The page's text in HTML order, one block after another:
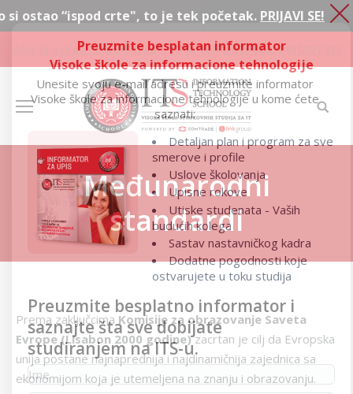
crte", to je tek početak. PRIJAVI SE!
Ako si ostao “ispod crte", to je tek početak.PRIJAVI SE!
Međunarodni
standardi
Prema zaključcima Komisije za obrazovanje Saveta
Evrope (Lisabon 2000 godine)zacrtan je cilj da Evropska
unija postane najnaprednija i najdinamičnija zajednica sa
ekonomijom koja je utemeljena na znanju i obrazovanju.
Preuzmite besplatan informator
Visoke škole za informacione tehnologije
Unesite svoju e-mail adresu i preuzmite informator
Visoke škole za informacione tehnologije u kome ćete
saznati:
Detaljan plan i program za sve
smerove i profile
Uslove školovanja
Upisne rokove
Utiske studenata - Vaših
budućih kolega
Sastav nastavničkog kadra
Dodatne pogodnosti koje
ostvarujete u toku studija
Preuzmite besplatno informator i
saznajte šta sve dobijate
studiranjem na ITS-u.